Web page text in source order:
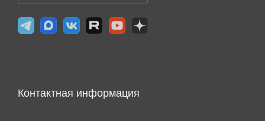
Контактная информация